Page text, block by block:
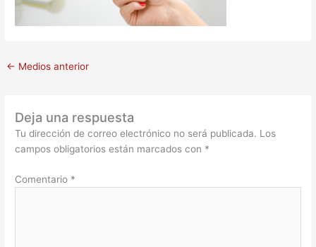
← Medios anterior
Deja una respuesta
Tu dirección de correo electrónico no será publicada. Los
campos obligatorios están marcados con *
Comentario *